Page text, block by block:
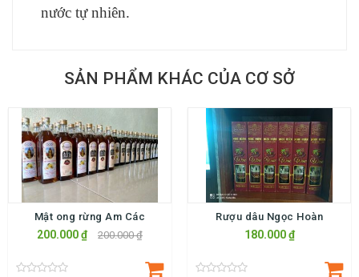
nước tự nhiên.
SẢN PHẨM KHÁC CỦA CƠ SỞ
Mật ong rừng Am Các
200.000 ₫ 200.000 ₫
Rượu dâu Ngọc Hoàn
180.000 ₫